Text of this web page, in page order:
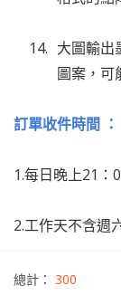
總計： 300
大圖輸出
圖案，可
訂單收件時間 ：
1.每日晚上21：
2.工作天不含週